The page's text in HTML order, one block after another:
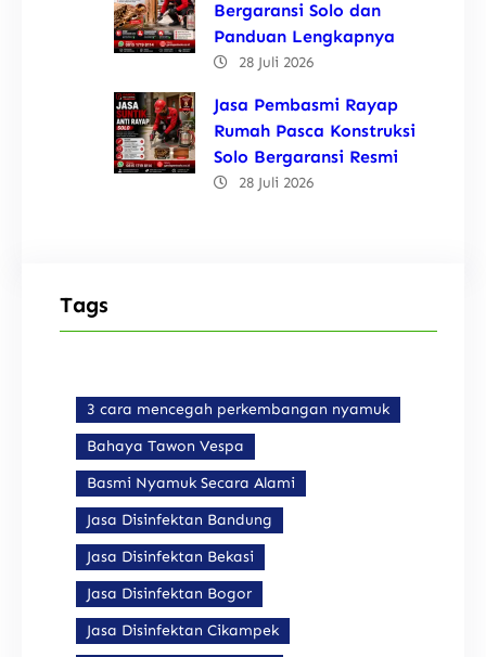
Bergaransi Solo dan
Panduan Lengkapnya
28 Juli 2026
Jasa Pembasmi Rayap
Rumah Pasca Konstruksi
Solo Bergaransi Resmi
28 Juli 2026
Tags
3 cara mencegah perkembangan nyamuk
Bahaya Tawon Vespa
Basmi Nyamuk Secara Alami
Jasa Disinfektan Bandung
Jasa Disinfektan Bekasi
Jasa Disinfektan Bogor
Jasa Disinfektan Cikampek